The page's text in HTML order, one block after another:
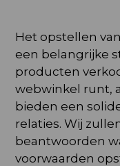
Het opstellen
een belangrijke
producten
webwinkel runt,
bieden een
relaties. Wij
beantwoorden
voorwaarden